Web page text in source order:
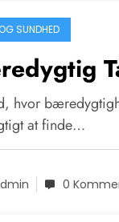
SUNDHED
hvor
at finde…
0